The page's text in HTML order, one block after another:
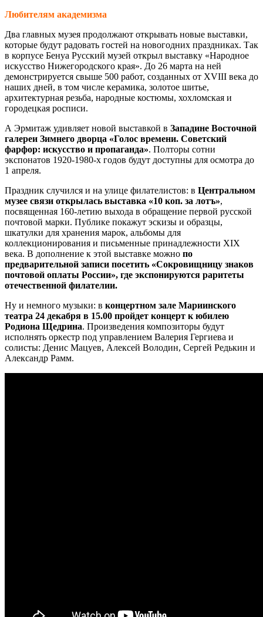
Любителям академизма
Два главных музея продолжают открывать новые выставки,
которые будут радовать гостей на новогодних праздниках. Так
в корпусе Бенуа Русский музей открыл выставку «Народное
искусство Нижегородского края». До 26 марта на ней
демонстрируется свыше 500 работ, созданных от XVIII века до
наших дней, в том числе керамика, золотое шитье,
архитектурная резьба, народные костюмы, хохломская и
городецкая росписи.
А Эрмитаж удивляет новой выставкой в Западине Восточной
галереи Зимнего дворца «Голос времени. Советский
фарфор: искусство и пропаганда». Полторы сотни
экспонатов 1920-1980-х годов будут доступны для осмотра до
1 апреля.
Праздник случился и на улице филателистов: в Центральном
музее связи открылась выставка «10 коп. за лотъ»,
посвященная 160-летию выхода в обращение первой русской
почтовой марки. Публике покажут эскизы и образцы,
шкатулки для хранения марок, альбомы для
коллекционирования и письменные принадлежности XIX
века. В дополнение к этой выставке можно по
предварительной записи посетить «Сокровищницу знаков
почтовой оплаты России», где экспонируются раритеты
отечественной филателии.
Ну и немного музыки: в концертном зале Мариинского
театра 24 декабря в 15.00 пройдет концерт к юбилею
Родиона Щедрина. Произведения композиторы будут
исполнять оркестр под управлением Валерия Гергиева и
солисты: Денис Мацуев, Алексей Володин, Сергей Редькин и
Александр Рамм.